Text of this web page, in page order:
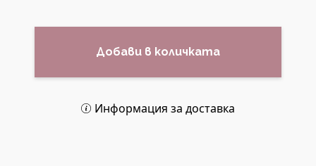
Добави в количката
Информация за доставка